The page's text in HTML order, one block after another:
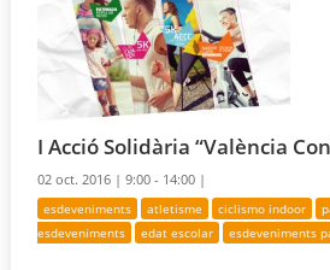
I Acció Solidària “València
02 oct. 2016 |9:00 - 14:00 |
esdeveniments atletisme ciclismo indoor
esdeveniments
edat escolar esdeveniments